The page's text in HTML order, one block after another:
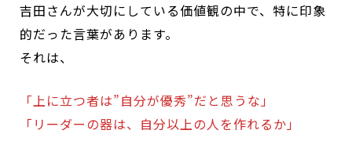
吉田さんが大切にしている価値観の中で、特に印象
的だった言葉があります。
それは、
「上に立つ者は”自分が優秀”だと思うな」
「リーダーの器は、自分以上の人を作れるか」